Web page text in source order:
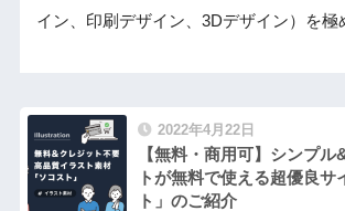
イン、印刷デザイン、3Dデザイン）を極
2022年4月22日
【無料・商用可】シンプ
トが無料で使える超優良サ
ト」のご紹介